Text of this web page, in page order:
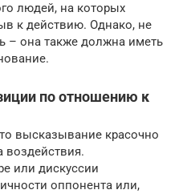
людей, на которых
к действию. Однако, не
– она также должна иметь
по отношению к
высказывание красочно
воздействия.
или дискуссии
оппонента или,